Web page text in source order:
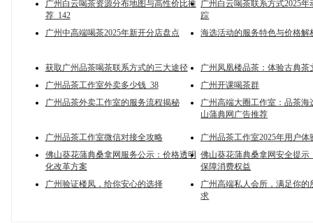
广州白云喝茶资源分布地图与高性价比推
荐_142
广州白云喝茶联系方式2025年
踪
广州中高端喝茶2025年新开分店盘点
海选活动的服务特色与价格解
获取广州品茶喝茶联系方式的三大途径
广州凤凰楼品茶：体验古典茶
广州品茶工作室外卖多少钱_38
广州开课喝茶群
广州品茶外卖工作室的服务流程揭秘
广州高端大圈工作室：品茶海
山蒲典网广告推荐
广州品茶工作室微信对接全攻略
广州品茶工作室2025年用户体
佛山葵花蒲典桑拿网服务公示：价格透明
化改革方案
佛山葵花蒲典桑拿网安全提示
保障消费权益
广州验证楼凤，给你安心的选择
广州高端私人会所，满足你的
求